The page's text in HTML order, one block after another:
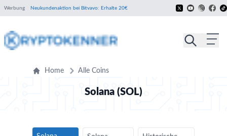
Werbung Neukundenaktion bei Bitvavo: Erhalte 20€
Home Alle Coins
Solana (SOL)